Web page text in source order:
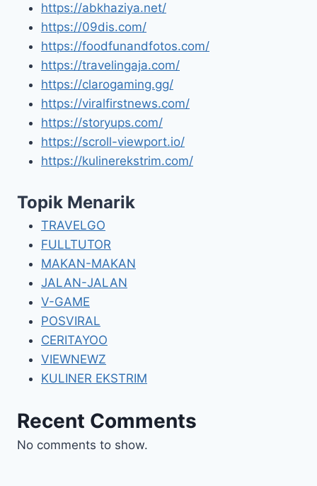
https://abkhaziya.net/
https://09dis.com/
https://foodfunandfotos.com/
https://travelingaja.com/
https://clarogaming.gg/
https://viralfirstnews.com/
https://storyups.com/
https://scroll-viewport.io/
https://kulinerekstrim.com/
Topik Menarik
TRAVELGO
FULLTUTOR
MAKAN-MAKAN
JALAN-JALAN
V-GAME
POSVIRAL
CERITAYOO
VIEWNEWZ
KULINER EKSTRIM
Recent Comments
No comments to show.